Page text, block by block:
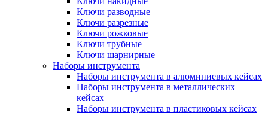
Ключи разводные
Ключи разрезные
Ключи рожковые
Ключи трубные
Ключи шарнирные
Наборы инструмента
Наборы инструмента в алюминиевых кейсах
Наборы инструмента в металлических
кейсах
Наборы инструмента в пластиковых кейсах